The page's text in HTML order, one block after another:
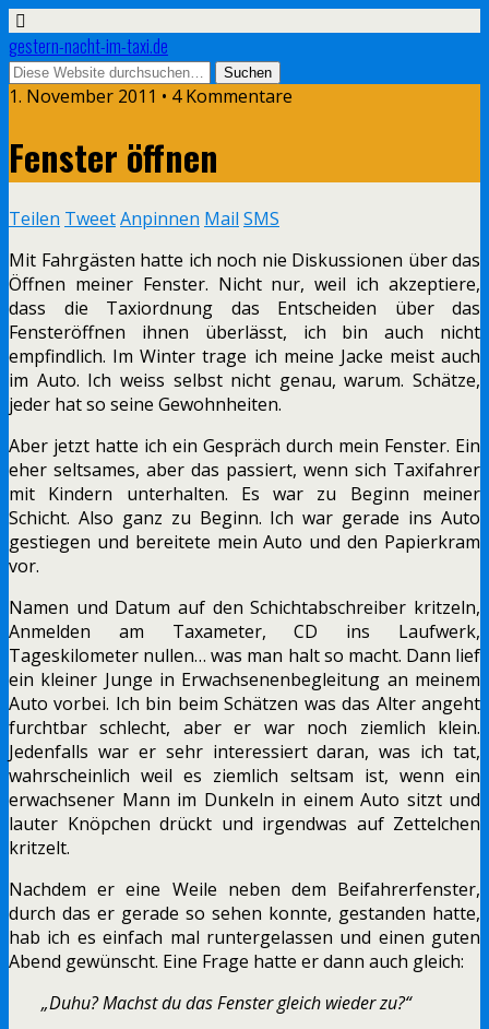
gestern-nacht-im-taxi.de
1. November 2011 • 4 Kommentare
Fenster öffnen
Teilen TweetAnpinnen Mail SMS
Mit Fahrgästen hatte ich noch nie Diskussionen über das
Öffnen meiner Fenster. Nicht nur, weil ich akzeptiere,
dass die Taxiordnung das Entscheiden über das
Fensteröffnen ihnen überlässt, ich bin auch nicht
empfindlich. Im Winter trage ich meine Jacke meist auch
im Auto. Ich weiss selbst nicht genau, warum. Schätze,
jeder hat so seine Gewohnheiten.
Aber jetzt hatte ich ein Gespräch durch mein Fenster. Ein
eher seltsames, aber das passiert, wenn sich Taxifahrer
mit Kindern unterhalten. Es war zu Beginn meiner
Schicht. Also ganz zu Beginn. Ich war gerade ins Auto
gestiegen und bereitete mein Auto und den Papierkram
vor.
Namen und Datum auf den Schichtabschreiber kritzeln,
Anmelden am Taxameter, CD ins Laufwerk,
Tageskilometer nullen… was man halt so macht. Dann lief
ein kleiner Junge in Erwachsenenbegleitung an meinem
Auto vorbei. Ich bin beim Schätzen was das Alter angeht
furchtbar schlecht, aber er war noch ziemlich klein.
Jedenfalls war er sehr interessiert daran, was ich tat,
wahrscheinlich weil es ziemlich seltsam ist, wenn ein
erwachsener Mann im Dunkeln in einem Auto sitzt und
lauter Knöpchen drückt und irgendwas auf Zettelchen
kritzelt.
Nachdem er eine Weile neben dem Beifahrerfenster,
durch das er gerade so sehen konnte, gestanden hatte,
hab ich es einfach mal runtergelassen und einen guten
Abend gewünscht. Eine Frage hatte er dann auch gleich:
„Duhu? Machst du das Fenster gleich wieder zu?“